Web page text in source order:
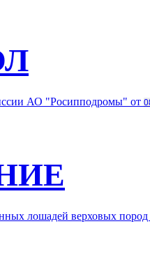
АО "Росипподромы" от
лошадей верховых